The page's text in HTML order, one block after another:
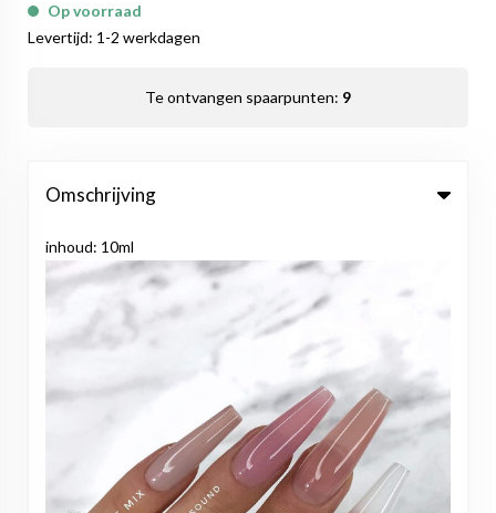
Op voorraad
Levertijd: 1-2 werkdagen
Te ontvangen spaarpunten: 9
Omschrijving
inhoud: 10ml